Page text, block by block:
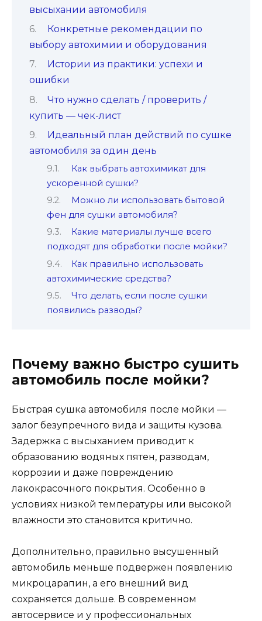
высыхании автомобиля
Конкретные рекомендации по
выбору автохимии и оборудования
Истории из практики: успехи и
ошибки
Что нужно сделать / проверить /
купить — чек-лист
Идеальный план действий по сушке
автомобиля за один день
Как выбрать автохимикат для
ускоренной сушки?
Можно ли использовать бытовой
фен для сушки автомобиля?
Какие материалы лучше всего
подходят для обработки после мойки?
Как правильно использовать
автохимические средства?
Что делать, если после сушки
появились разводы?
Почему важно быстро сушить
автомобиль после мойки?
Быстрая сушка автомобиля после мойки —
залог безупречного вида и защиты кузова.
Задержка с высыханием приводит к
образованию водяных пятен, разводам,
коррозии и даже повреждению
лакокрасочного покрытия. Особенно в
условиях низкой температуры или высокой
влажности это становится критично.
Дополнительно, правильно высушенный
автомобиль меньше подвержен появлению
микроцарапин, а его внешний вид
сохраняется дольше. В современном
автосервисе и у профессиональных